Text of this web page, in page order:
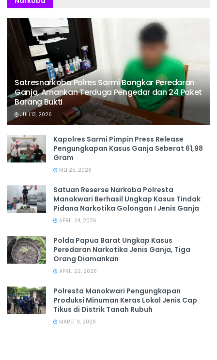
Satresnarkoba Polres Sarmi Bongkar Peredaran
Ganja, Amankan Terduga Pengedar dan 24 Paket
Barang Bukti
JULI 13, 2026
Kapolres Sarmi Pimpin Press Release
Pengungkapan Kasus Ganja Seberat 61,98
Gram
MEI 25, 2026
Satuan Reserse Narkoba Polresta
Manokwari Berhasil Ungkap Kasus Tindak
Pidana Narkotika Golongan I Jenis Ganja
APRIL 24, 2026
Polda Papua Barat Ungkap Kasus
Peredaran Narkotika Jenis Ganja, Tiga
Orang Diamankan
APRIL 22, 2026
Polresta Manokwari Pengungkapan
Produksi Minuman Keras Lokal Jenis Cap
Tikus di Distrik Tanah Rubuh
MARET 9, 2026